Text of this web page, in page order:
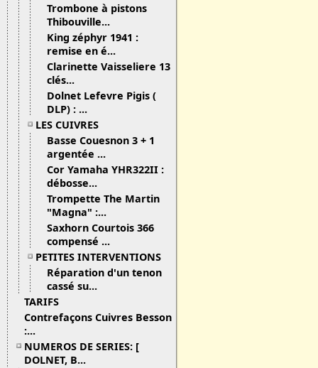
Trombone à pistons
Thibouville...
King zéphyr 1941 :
remise en é...
Clarinette Vaisseliere 13
clés...
Dolnet Lefevre Pigis (
DLP) : ...
LES CUIVRES
Basse Couesnon 3 + 1
argentée ...
Cor Yamaha YHR322II :
débosse...
Trompette The Martin
"Magna" :...
Saxhorn Courtois 366
compensé ...
PETITES INTERVENTIONS
Réparation d'un tenon
cassé su...
TARIFS
Contrefaçons Cuivres Besson
:...
NUMEROS DE SERIES: [
DOLNET, B...